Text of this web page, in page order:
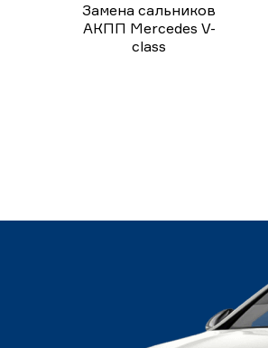
Замена сальников
АКПП Mercedes V-
class